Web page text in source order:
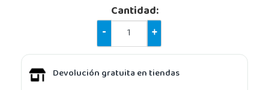
Cantidad:
-
+
Devolución gratuita en tiendas